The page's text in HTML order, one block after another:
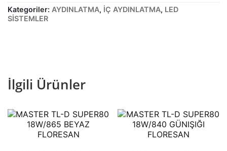
Kategoriler: AYDINLATMA, İÇ AYDINLATMA, LED
SİSTEMLER
İlgili Ürünler